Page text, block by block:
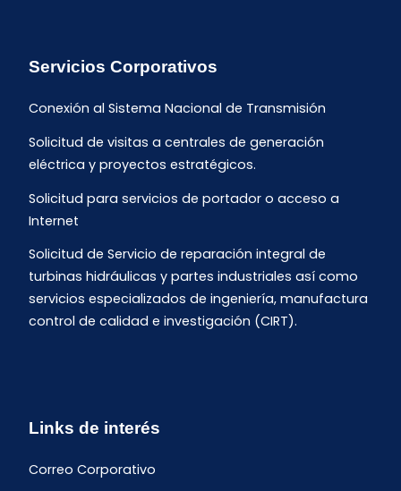
Servicios Corporativos
Conexión al Sistema Nacional de Transmisión
Solicitud de visitas a centrales de generación
eléctrica y proyectos estratégicos.
Solicitud para servicios de portador o acceso a
Internet
Solicitud de Servicio de reparación integral de
turbinas hidráulicas y partes industriales así como
servicios especializados de ingeniería, manufactura
control de calidad e investigación (CIRT).
Links de interés
Correo Corporativo